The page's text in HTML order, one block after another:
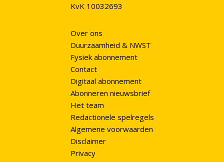
KvK 10032693
Over ons
Duurzaamheid & NWST
Fysiek abonnement
Contact
Digitaal abonnement
Abonneren nieuwsbrief
Het team
Redactionele spelregels
Algemene voorwaarden
Disclaimer
Privacy